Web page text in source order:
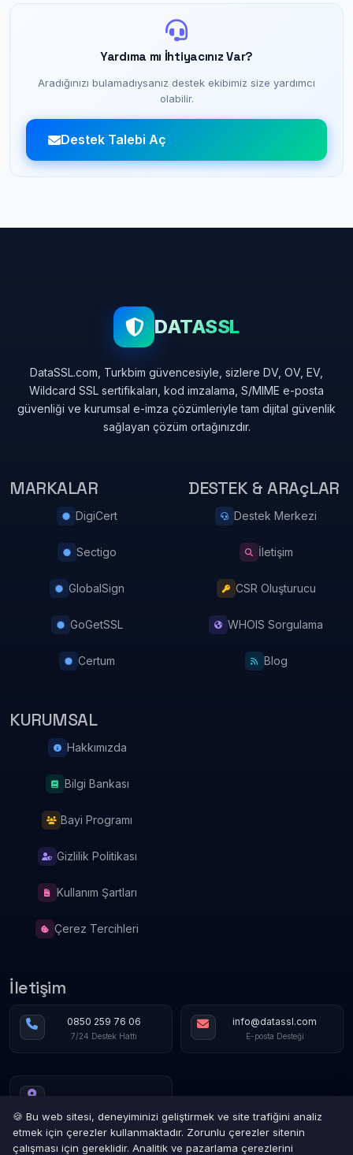
Yardıma mı İhtiyacınız Var?
Aradığınızı bulamadıysanız destek ekibimiz size yardımcı
olabilir.
Destek Talebi Aç
DATASSL
DataSSL.com, Turkbim güvencesiyle, sizlere DV, OV, EV,
Wildcard SSL sertifikaları, kod imzalama, S/MIME e-posta
güvenliği ve kurumsal e-imza çözümleriyle tam dijital güvenlik
sağlayan çözüm ortağınızdır.
MARKALAR
DigiCert
Sectigo
GlobalSign
GoGetSSL
Certum
DESTEK & ARAçLAR
Destek Merkezi
İletişim
CSR Oluşturucu
WHOIS Sorgulama
Blog
KURUMSAL
Hakkımızda
Bilgi Bankası
Bayi Programı
Gizlilik Politikası
Kullanım Şartları
Çerez Tercihleri
İletişim
0850 259 76 06
7/24 Destek Hattı
info@datassl.com
E-posta Desteği
🍪 Bu web sitesi, deneyiminizi geliştirmek ve site trafiğini analiz
etmek için çerezler kullanmaktadır. Zorunlu çerezler sitenin
çalışması için gereklidir. Analitik ve pazarlama çerezlerini